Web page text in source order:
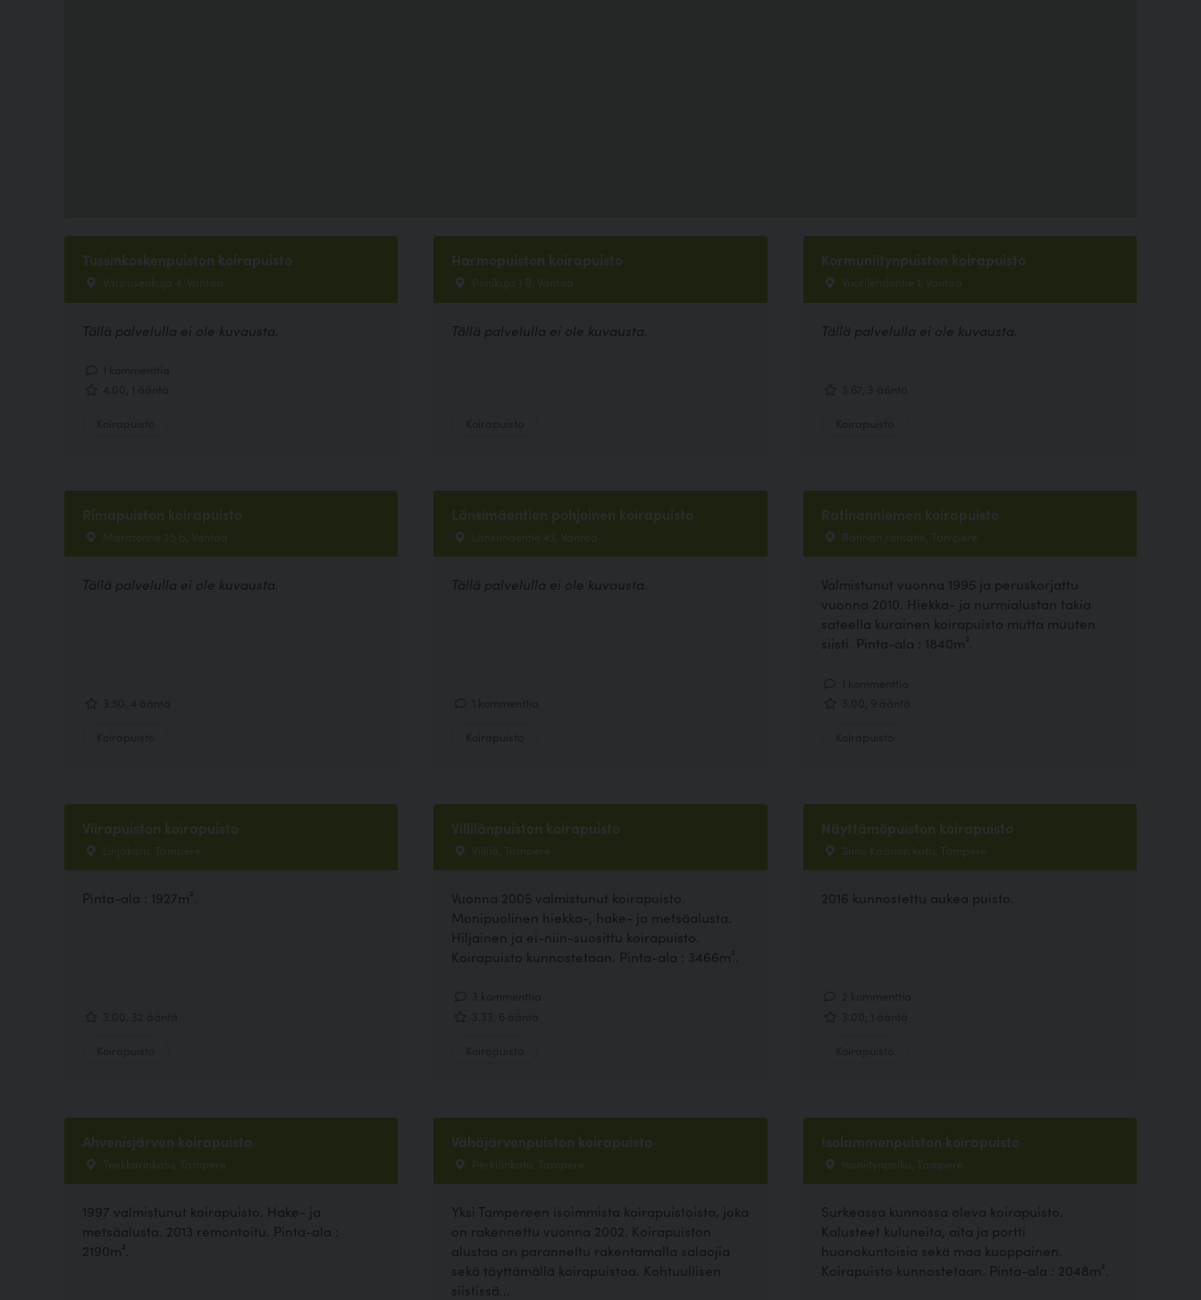
Tussinkoskenpuiston koirapuisto
Varpusenkuja 4, Vantaa
Tällä palvelulla ei ole kuvausta.
Harmopuiston koirapuisto
Ponikuja 1 B, Vantaa
Tällä palvelulla ei ole kuvausta.
Kormuniitynpuiston koirapuisto
Vuorilehdontie 1, Vantaa
Tällä palvelulla ei ole kuvausta.
Rimapuiston koirapuisto
Maratontie 25 b, Vantaa
Tällä palvelulla ei ole kuvausta.
Länsimäentien pohjoinen koirapuisto
Länsimäentie 43, Vantaa
Tällä palvelulla ei ole kuvausta.
Ratinanniemen koirapuisto
Ratinan rantatie, Tampere
Valmistunut vuonna 1995 ja peruskorjattu
vuonna 2010. Hiekka- ja nurmialustan takia
sateella kurainen koirapuisto mutta muuten
siisti. Pinta-ala : 1840m².
Viirapuiston koirapuisto
Linjakatu, Tampere
Pinta-ala : 1927m².
Villilänpuiston koirapuisto
Villilä, Tampere
Vuonna 2005 valmistunut koirapuisto.
Monipuolinen hiekka-, hake- ja metsäalusta.
Hiljainen ja ei-niin-suosittu koirapuisto.
Koirapuisto kunnostetaan. Pinta-ala : 3466m².
Näyttämöpuiston koirapuisto
Simo Kaarion katu, Tampere
2016 kunnostettu aukea puisto.
Ahvenisjärven koirapuisto
Teekkarinkatu, Tampere
1997 valmistunut koirapuisto. Hake- ja
metsäalusta. 2013 remontoitu. Pinta-ala :
2190m².
Vähäjärvenpuiston koirapuisto
Perkiönkatu, Tampere
Yksi Tampereen isoimmista koirapuistoista, joka
on rakennettu vuonna 2002. Koirapuiston
alustaa on paranneltu rakentamalla salaojia
sekä täyttämällä koirapuistoa. Kohtuullisen
siistissä...
Isolammenpuiston koirapuisto
Isoniitynpolku, Tampere
Surkeassa kunnossa oleva koirapuisto.
Kalusteet kuluneita, aita ja portti
huonokuntoisia sekä maa kuoppainen.
Koirapuisto kunnostetaan. Pinta-ala : 2048m².